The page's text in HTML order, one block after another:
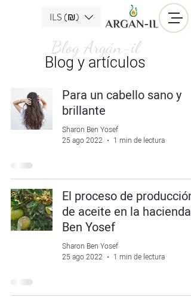
ILS (₪)
Blog y artículos
Blog Argán-il
Para un cabello sano y
brillante
Sharon Ben Yosef
25 ago 2022
1 min de lectura
El proceso de producción
de aceite en la hacienda
Ben Yosef
Sharon Ben Yosef
25 ago 2022
1 min de lectura